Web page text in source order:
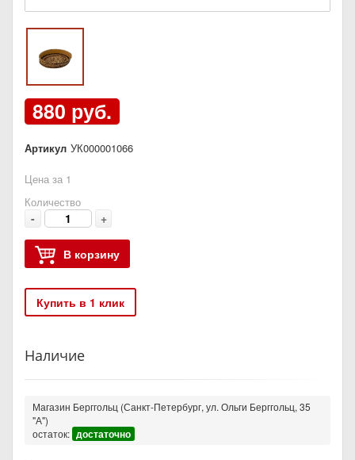
880 руб.
Артикул УК000001066
Цена за 1
Количество
- +
В корзину
Купить в 1 клик
Наличие
Магазин Берггольц (Санкт-Петербург, ул. Ольги Берггольц, 35
"А")
остаток: достаточно